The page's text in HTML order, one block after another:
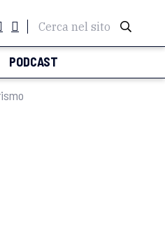
Cerca nel sito
PODCAST